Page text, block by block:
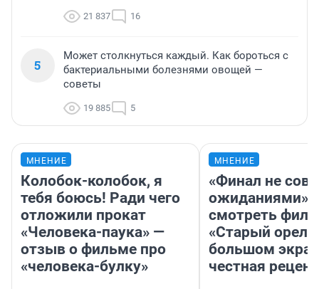
21 837 16
5
Может столкнуться каждый. Как бороться с
бактериальными болезнями овощей —
советы
19 885 5
МНЕНИЕ
Колобок-колобок, я
тебя боюсь! Ради чего
отложили прокат
«Человека-паука» —
отзыв о фильме про
«человека-булку»
МНЕНИЕ
«Финал не
ожиданиями»:
смотреть
«Старый орел»
большом
честная